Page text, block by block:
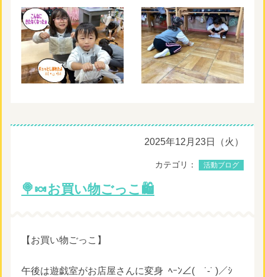
2025年12月23日（火）
カテゴリ： 活動ブログ
🍭🍬お買い物ごっこ🛍️
【お買い物ごっこ】
午後は遊戯室がお店屋さんに変身 ﾍｰﾝ∠( ˙-˙ )／ｼ